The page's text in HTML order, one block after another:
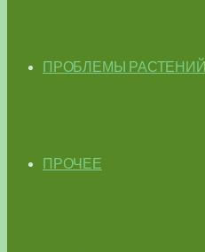
ПРОБЛЕМЫ РАСТЕНИЙ
ПРОЧЕЕ